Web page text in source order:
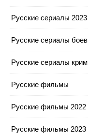
Русские сериалы 2023
Русские сериалы
Русские сериалы
Русские фильмы
Русские фильмы 2022
Русские фильмы 2023